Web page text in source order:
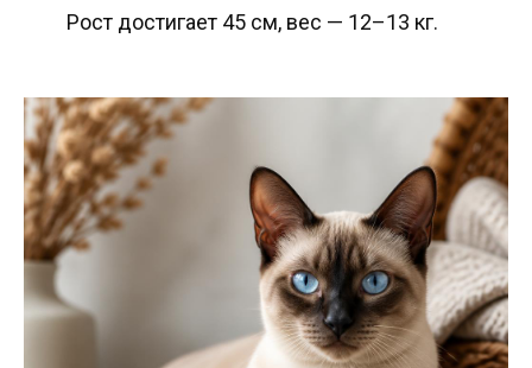
Рост достигает 45 см, вес — 12–13 кг.